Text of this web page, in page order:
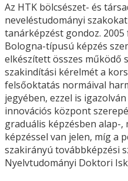
Az HTK bölcsészet- és
neveléstudományi
tanárképzést gondoz.
Bologna-típusú képzés
elkészített összes működő
szakindítási kérelmét a
felsőoktatás normáival
jegyében, ezzel is
innovációs központ
graduális képzésben alap-
képzéssel van jelen, míg a
szakirányú továbbképzési
Nyelvtudományi Doktori